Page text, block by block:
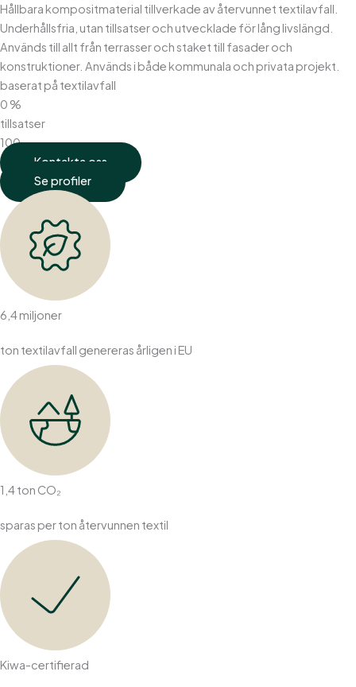
Hållbara kompositmaterial tillverkade av återvunnet textilavfall.
Underhållsfria, utan tillsatser och utvecklade för lång livslängd.
Används till allt från terrasser och staket till fasader och
konstruktioner. Används i både kommunala och privata projekt.
baserat på textilavfall
0 %
tillsatser
100
Kontakta oss
Se profiler
6,4 miljoner
ton textilavfall genereras årligen i EU
1,4 ton CO₂
sparas per ton återvunnen textil
Kiwa-certifierad